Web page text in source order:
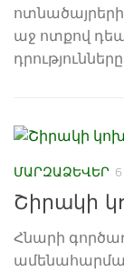
աջ ոտքով
ՄԱՐԶԱՁԵՎԵՐ
Շիրակի
Հնարի
ամենահարմար